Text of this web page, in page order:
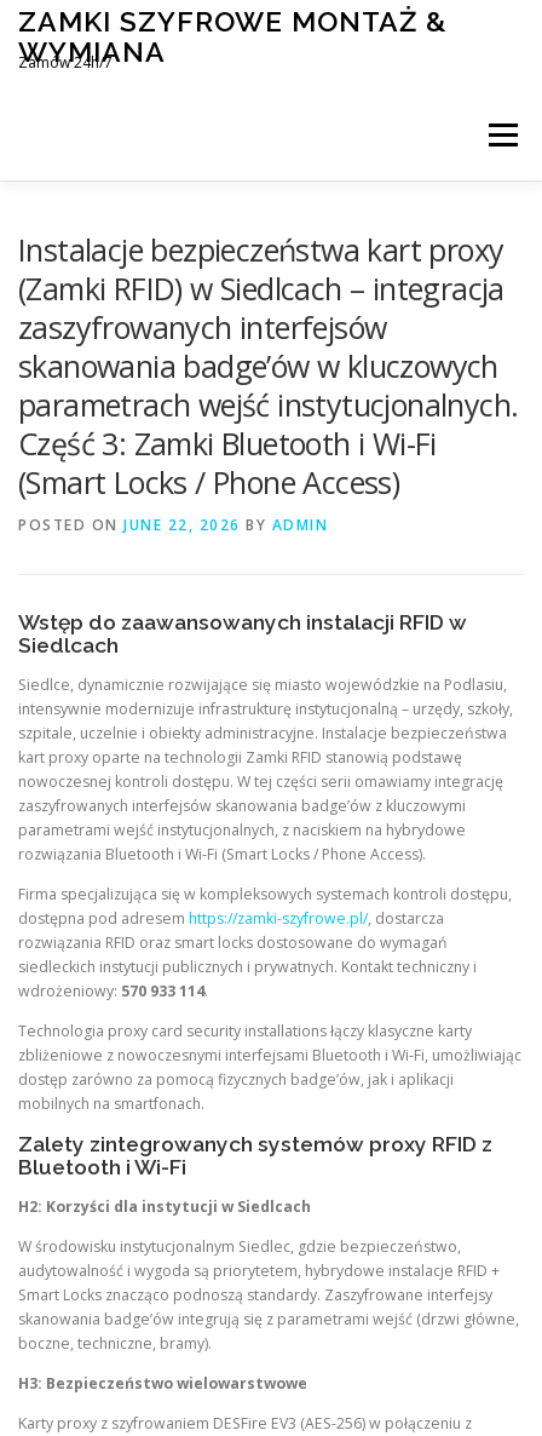
Skip
content
ZAMKI SZYFROWE MONTAŻ &
WYMIANA
Zamów 24h/7
Menu
Instalacje bezpieczeństwa kart proxy
(Zamki RFID) w Siedlcach – integracja
zaszyfrowanych interfejsów
skanowania badge’ów w kluczowych
parametrach wejść instytucjonalnych.
Część 3: Zamki Bluetooth i Wi-Fi
(Smart Locks / Phone Access)
POSTED ON JUNE 22, 2026 BY ADMIN
Wstęp do zaawansowanych instalacji RFID w
Siedlcach
Siedlce, dynamicznie rozwijające się miasto wojewódzkie na Podlasiu,
intensywnie modernizuje infrastrukturę instytucjonalną – urzędy, szkoły,
szpitale, uczelnie i obiekty administracyjne. Instalacje bezpieczeństwa
kart proxy oparte na technologii Zamki RFID stanowią podstawę
nowoczesnej kontroli dostępu. W tej części serii omawiamy integrację
zaszyfrowanych interfejsów skanowania badge’ów z kluczowymi
parametrami wejść instytucjonalnych, z naciskiem na hybrydowe
rozwiązania Bluetooth i Wi-Fi (Smart Locks / Phone Access).
Firma specjalizująca się w kompleksowych systemach kontroli dostępu,
dostępna pod adresem https://zamki-szyfrowe.pl/, dostarcza
rozwiązania RFID oraz smart locks dostosowane do wymagań
siedleckich instytucji publicznych i prywatnych. Kontakt techniczny i
wdrożeniowy: 570 933 114.
Technologia proxy card security installations łączy klasyczne karty
zbliżeniowe z nowoczesnymi interfejsami Bluetooth i Wi-Fi, umożliwiając
dostęp zarówno za pomocą fizycznych badge’ów, jak i aplikacji
mobilnych na smartfonach.
Zalety zintegrowanych systemów proxy RFID z
Bluetooth i Wi-Fi
H2: Korzyści dla instytucji w Siedlcach
W środowisku instytucjonalnym Siedlec, gdzie bezpieczeństwo,
audytowalność i wygoda są priorytetem, hybrydowe instalacje RFID +
Smart Locks znacząco podnoszą standardy. Zaszyfrowane interfejsy
skanowania badge’ów integrują się z parametrami wejść (drzwi główne,
boczne, techniczne, bramy).
H3: Bezpieczeństwo wielowarstwowe
Karty proxy z szyfrowaniem DESFire EV3 (AES-256) w połączeniu z